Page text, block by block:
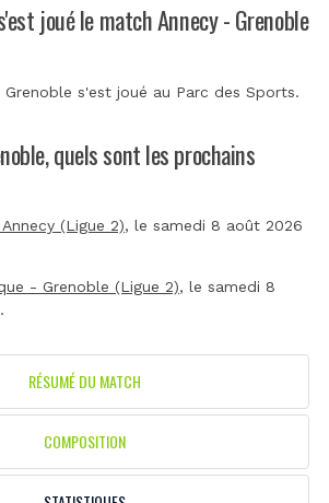
joué le match Annecy - Grenoble
s'est joué au Parc des Sports.
quels sont les prochains
(Ligue 2), le samedi 8 août 2026
- Grenoble (Ligue 2), le samedi 8
RÉSUMÉ DU MATCH
COMPOSITION